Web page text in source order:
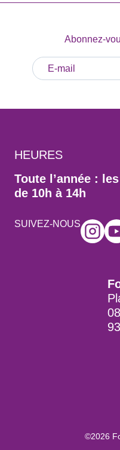
Abonnez-
HEURES
Toute l’année :
de 10h à 14h
SUIVEZ-NOUS
©2026